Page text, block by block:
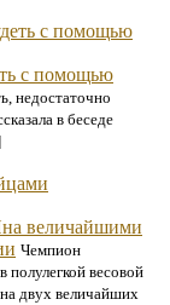
с помощью
недостаточно
в беседе
величайшими
Чемпион
весовой
двух величайших